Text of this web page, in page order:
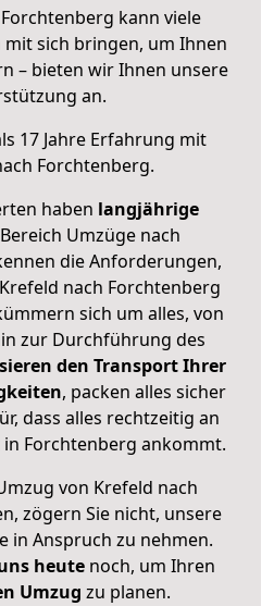
kann viele
sich bringen, um Ihnen
– bieten wir Ihnen unsere
an.
17 Jahre Erfahrung mit
Forchtenberg.
haben langjährige
Umzüge nach
die Anforderungen,
nach Forchtenberg
sich um alles, von
zur Durchführung des
den Transport Ihrer
, packen alles sicher
dass alles rechtzeitig an
Forchtenberg ankommt.
von Krefeld nach
zögern Sie nicht, unsere
in Anspruch zu nehmen.
heutenoch, um Ihren
Umzug zu planen.